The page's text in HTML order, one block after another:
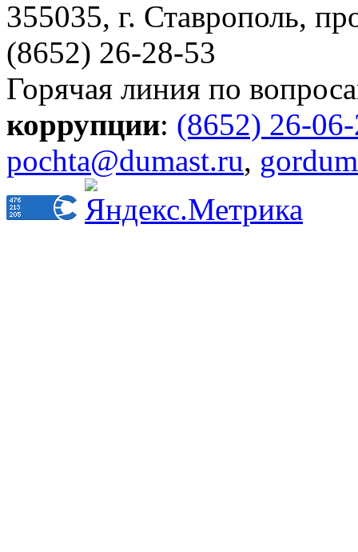
355035, г. Ставрополь,
(8652) 26-28-53
Горячая линия по
коррупции: (8652) 26-
pochta@dumast.ru,